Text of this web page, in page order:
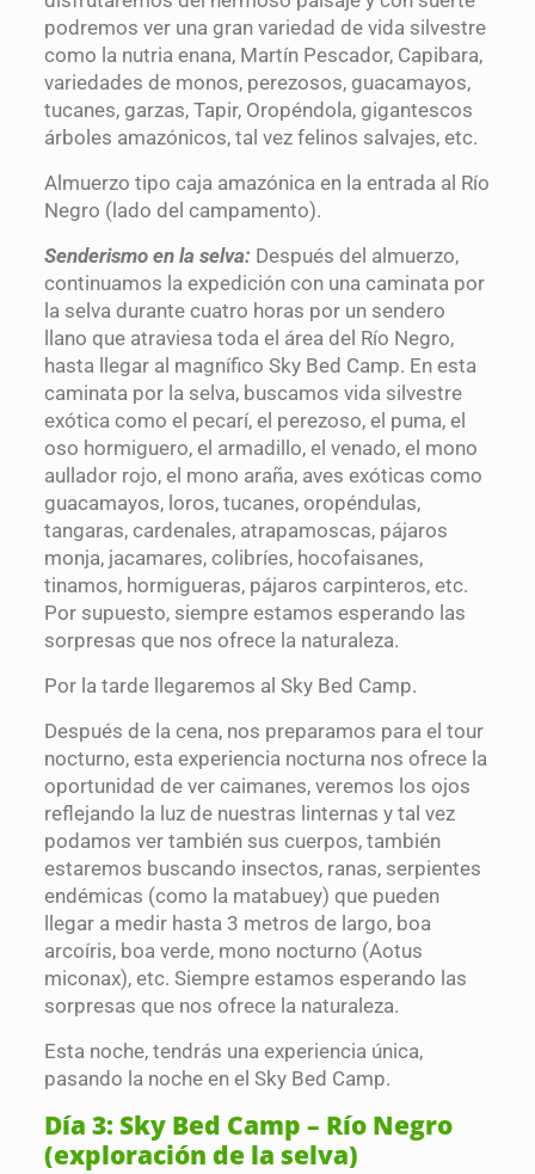
podremos ver una gran variedad de vida silvestre
como la nutria enana, Martín Pescador, Capibara,
variedades de monos, perezosos, guacamayos,
tucanes, garzas, Tapir, Oropéndola, gigantescos
árboles amazónicos, tal vez felinos salvajes, etc.
Almuerzo tipo caja amazónica en la entrada al Río
Negro (lado del campamento).
Senderismo en la selva: Después del almuerzo,
continuamos la expedición con una caminata por
la selva durante cuatro horas por un sendero
llano que atraviesa toda el área del Río Negro,
hasta llegar al magnífico Sky Bed Camp. En esta
caminata por la selva, buscamos vida silvestre
exótica como el pecarí, el perezoso, el puma, el
oso hormiguero, el armadillo, el venado, el mono
aullador rojo, el mono araña, aves exóticas como
guacamayos, loros, tucanes, oropéndulas,
tangaras, cardenales, atrapamoscas, pájaros
monja, jacamares, colibríes, hocofaisanes,
tinamos, hormigueras, pájaros carpinteros, etc.
Por supuesto, siempre estamos esperando las
sorpresas que nos ofrece la naturaleza.
Por la tarde llegaremos al Sky Bed Camp.
Después de la cena, nos preparamos para el tour
nocturno, esta experiencia nocturna nos ofrece la
oportunidad de ver caimanes, veremos los ojos
reflejando la luz de nuestras linternas y tal vez
podamos ver también sus cuerpos, también
estaremos buscando insectos, ranas, serpientes
endémicas (como la matabuey) que pueden
llegar a medir hasta 3 metros de largo, boa
arcoíris, boa verde, mono nocturno (Aotus
miconax), etc. Siempre estamos esperando las
sorpresas que nos ofrece la naturaleza.
Esta noche, tendrás una experiencia única,
pasando la noche en el Sky Bed Camp.
Día 3: Sky Bed Camp – Río Negro
(exploración de la selva)